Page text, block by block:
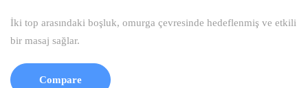
İki top arasındaki boşluk, omurga çevresinde hedeflenmiş ve etkili
bir masaj sağlar.
Compare